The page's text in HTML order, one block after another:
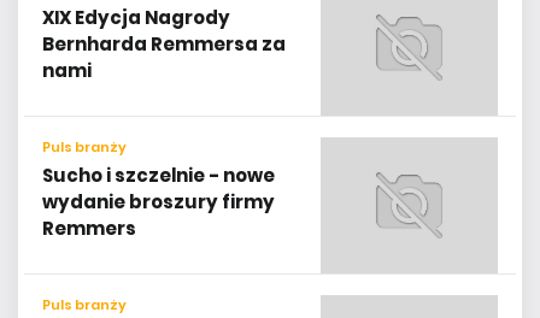
XIX Edycja Nagrody
Bernharda Remmersa za
nami
Puls branży
Sucho i szczelnie - nowe
wydanie broszury firmy
Remmers
Puls branży